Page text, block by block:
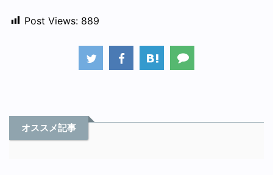
Post Views: 889
オススメ記事